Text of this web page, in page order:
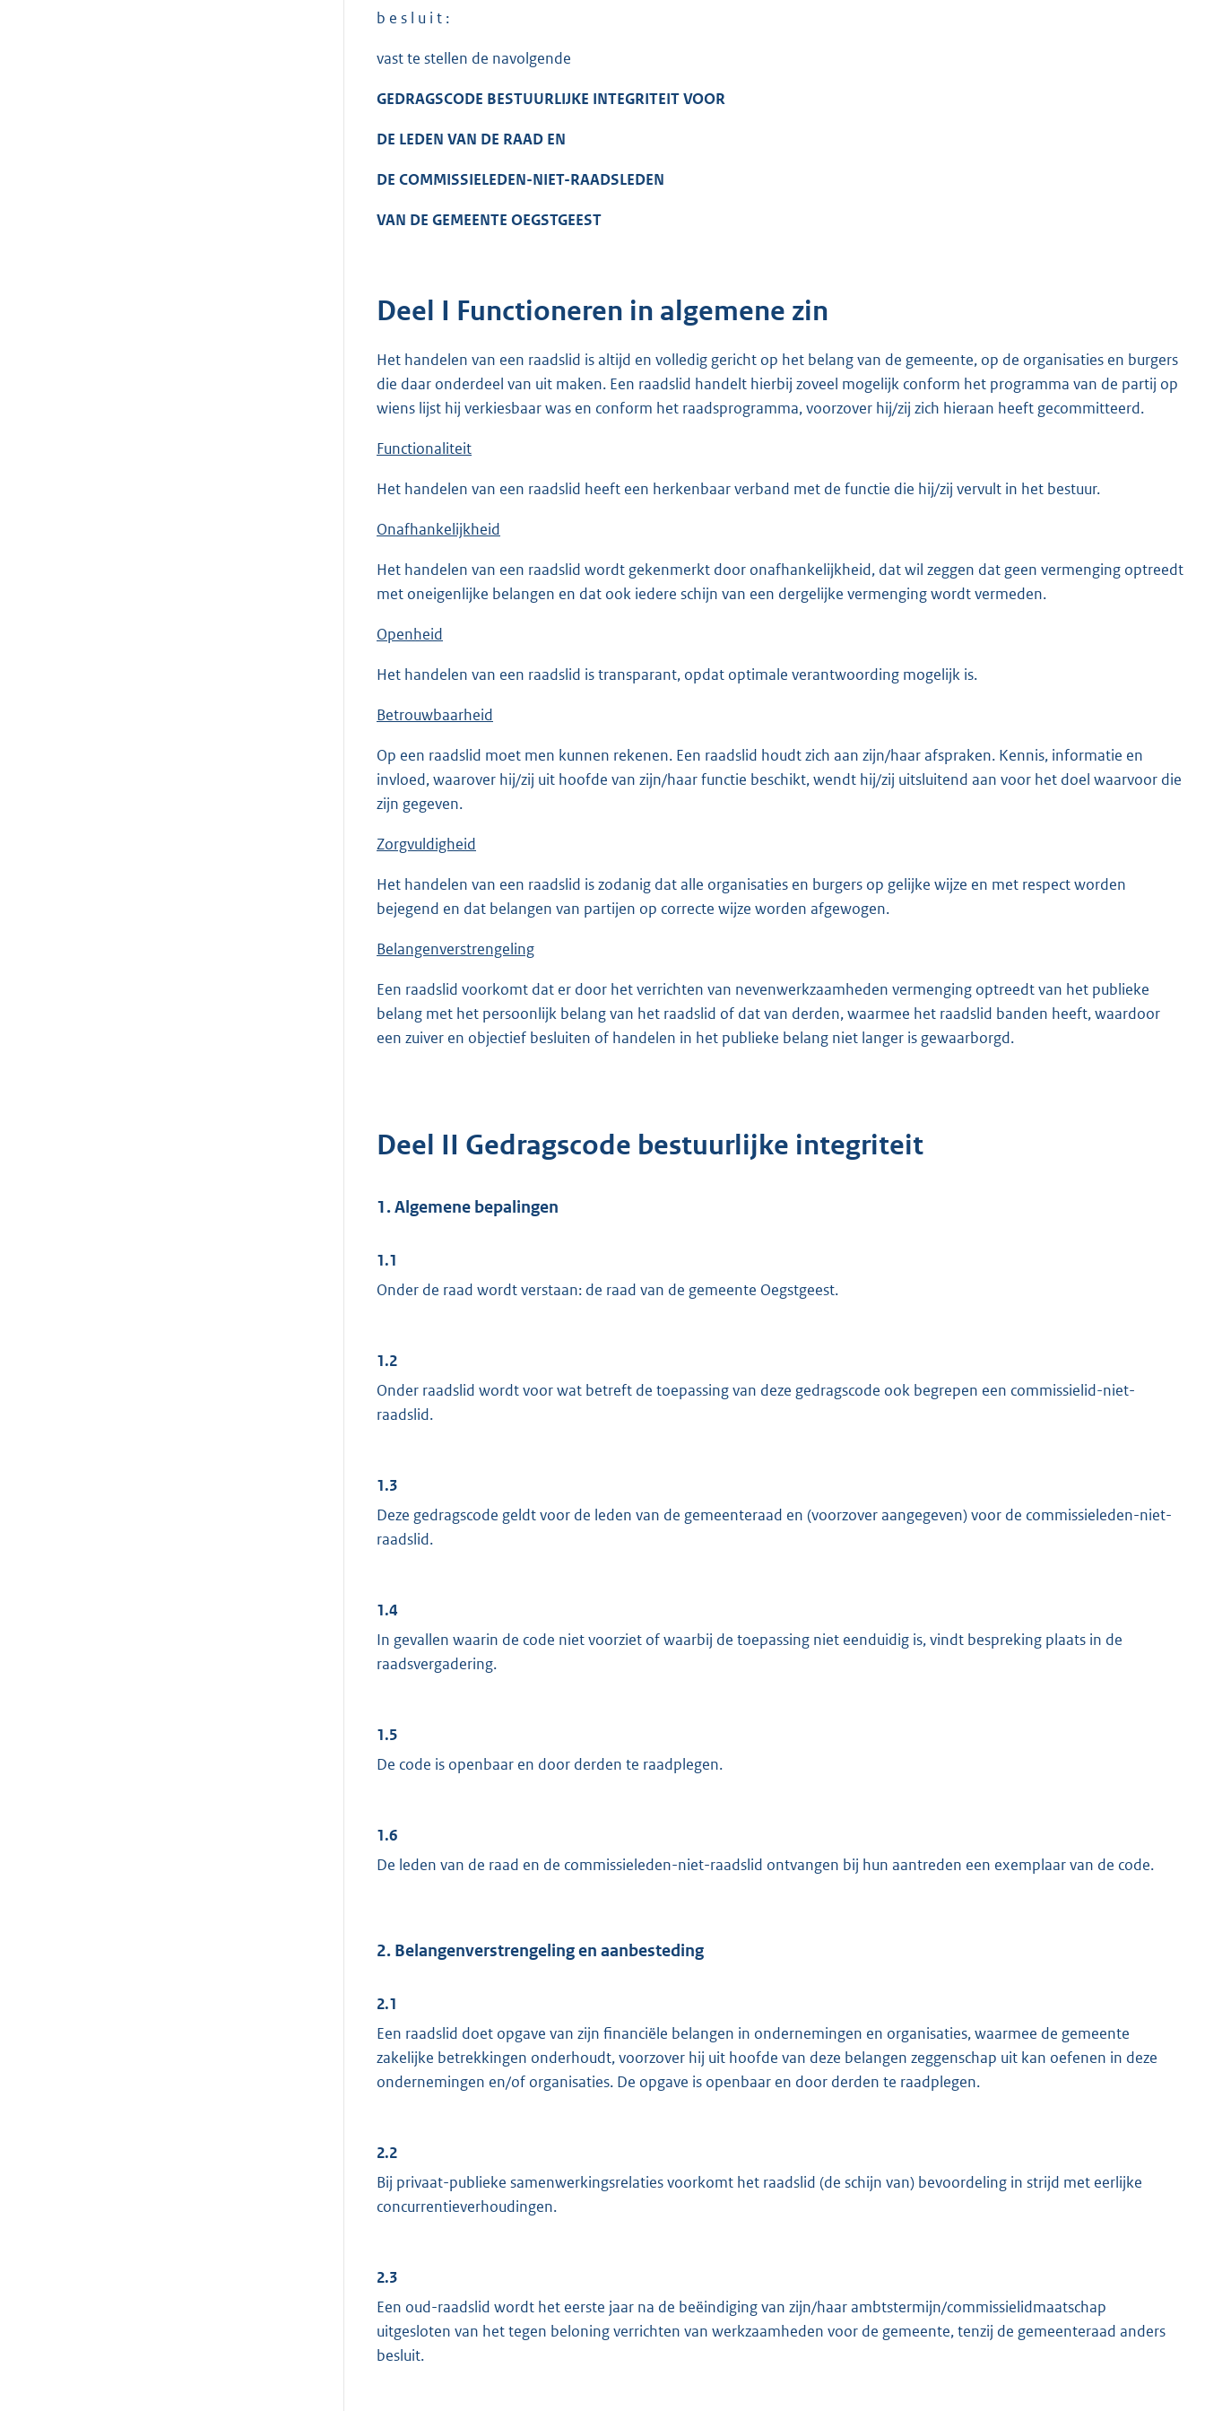
b e s l u i t :
vast te stellen de navolgende
GEDRAGSCODE BESTUURLIJKE INTEGRITEIT VOOR
DE LEDEN VAN DE RAAD EN
DE COMMISSIELEDEN-NIET-RAADSLEDEN
VAN DE GEMEENTE OEGSTGEEST
Deel I Functioneren in algemene zin
Het handelen van een raadslid is altijd en volledig gericht op het belang van de gemeente, op de organisaties en burgers
die daar onderdeel van uit maken. Een raadslid handelt hierbij zoveel mogelijk conform het programma van de partij op
wiens lijst hij verkiesbaar was en conform het raadsprogramma, voorzover hij/zij zich hieraan heeft gecommitteerd.
Functionaliteit
Het handelen van een raadslid heeft een herkenbaar verband met de functie die hij/zij vervult in het bestuur.
Onafhankelijkheid
Het handelen van een raadslid wordt gekenmerkt door onafhankelijkheid, dat wil zeggen dat geen vermenging optreedt
met oneigenlijke belangen en dat ook iedere schijn van een dergelijke vermenging wordt vermeden.
Openheid
Het handelen van een raadslid is transparant, opdat optimale verantwoording mogelijk is.
Betrouwbaarheid
Op een raadslid moet men kunnen rekenen. Een raadslid houdt zich aan zijn/haar afspraken. Kennis, informatie en
invloed, waarover hij/zij uit hoofde van zijn/haar functie beschikt, wendt hij/zij uitsluitend aan voor het doel waarvoor die
zijn gegeven.
Zorgvuldigheid
Het handelen van een raadslid is zodanig dat alle organisaties en burgers op gelijke wijze en met respect worden
bejegend en dat belangen van partijen op correcte wijze worden afgewogen.
Belangenverstrengeling
Een raadslid voorkomt dat er door het verrichten van nevenwerkzaamheden vermenging optreedt van het publieke
belang met het persoonlijk belang van het raadslid of dat van derden, waarmee het raadslid banden heeft, waardoor
een zuiver en objectief besluiten of handelen in het publieke belang niet langer is gewaarborgd.
Deel II Gedragscode bestuurlijke integriteit
1. Algemene bepalingen
1.1
Onder de raad wordt verstaan: de raad van de gemeente Oegstgeest.
1.2
Onder raadslid wordt voor wat betreft de toepassing van deze gedragscode ook begrepen een commissielid-niet-
raadslid.
1.3
Deze gedragscode geldt voor de leden van de gemeenteraad en (voorzover aangegeven) voor de commissieleden-niet-
raadslid.
1.4
In gevallen waarin de code niet voorziet of waarbij de toepassing niet eenduidig is, vindt bespreking plaats in de
raadsvergadering.
1.5
De code is openbaar en door derden te raadplegen.
1.6
De leden van de raad en de commissieleden-niet-raadslid ontvangen bij hun aantreden een exemplaar van de code.
2. Belangenverstrengeling en aanbesteding
2.1
Een raadslid doet opgave van zijn financiële belangen in ondernemingen en organisaties, waarmee de gemeente
zakelijke betrekkingen onderhoudt, voorzover hij uit hoofde van deze belangen zeggenschap uit kan oefenen in deze
ondernemingen en/of organisaties. De opgave is openbaar en door derden te raadplegen.
2.2
Bij privaat-publieke samenwerkingsrelaties voorkomt het raadslid (de schijn van) bevoordeling in strijd met eerlijke
concurrentieverhoudingen.
2.3
Een oud-raadslid wordt het eerste jaar na de beëindiging van zijn/haar ambtstermijn/commissielidmaatschap
uitgesloten van het tegen beloning verrichten van werkzaamheden voor de gemeente, tenzij de gemeenteraad anders
besluit.